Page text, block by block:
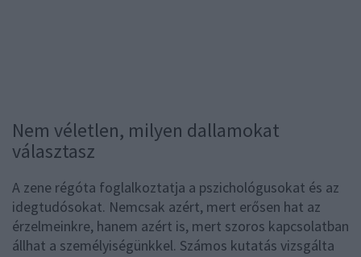
Nem véletlen, milyen dallamokat
választasz
A zene régóta foglalkoztatja a pszichológusokat és az
idegtudósokat. Nemcsak azért, mert erősen hat az
érzelmeinkre, hanem azért is, mert szoros kapcsolatban
állhat a személyiségünkkel. Számos kutatás vizsgálta